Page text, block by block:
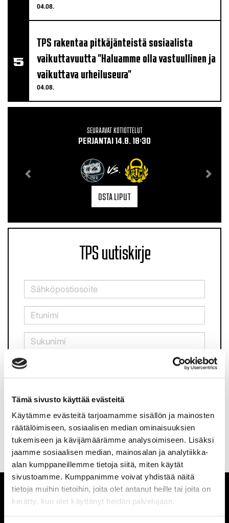
Tämä sivusto käyttää evästeitä
Käytämme evästeitä tarjoamamme sisällön ja mainosten
räätälöimiseen, sosiaalisen median ominaisuuksien
tukemiseen ja kävijämäärämme analysoimiseen. Lisäksi
jaamme sosiaalisen median, mainosalan ja analytiikka-
alan kumppaneillemme tietoja siitä, miten käytät
sivustoamme. Kumppanimme voivat yhdistää näitä
tietoja muihin tietoihin, joita olet antanut heille tai joita on
kerätty, kun olet käyttänyt heidän palvelujaan.
04.08.
04.08.
TPS rakentaa pitkäjänteistä sosiaalista
vaikuttavuutta "Haluamme olla vastuullinen ja
vaikuttava urheiluseura"
SEURAAVAT KOTIOTTELUT
PERJANTAI 14.8. 18:30
VS.
OSTA LIPUT
TPS uutiskirje
henkilötietojeni käsittelyn
TILAA SÄHKÖPOSTIISI